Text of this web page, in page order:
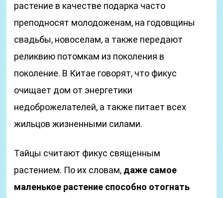
растение в качестве подарка часто
преподносят молодоженам, на годовщины
свадьбы, новоселам, а также передают
реликвию потомкам из поколения в
поколение. В Китае говорят, что фикус
очищает дом от энергетики
недоброжелателей, а также питает всех
жильцов жизненными силами.
Тайцы считают фикус священным
растением. По их словам, даже самое
маленькое растение способно отогнать